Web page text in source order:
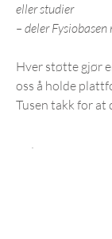
eller studier
– deler Fysiobasen
Hver støtte gjør
oss å holde
Tusen takk for at